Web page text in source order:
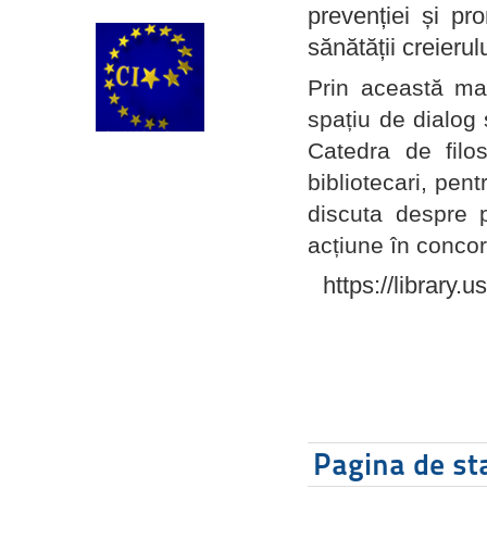
prevenției și
sănătății
Prin această
spațiu de dialog
Catedra de
bibliotecari,
discuta despre
acțiune în
https://
Pagina de